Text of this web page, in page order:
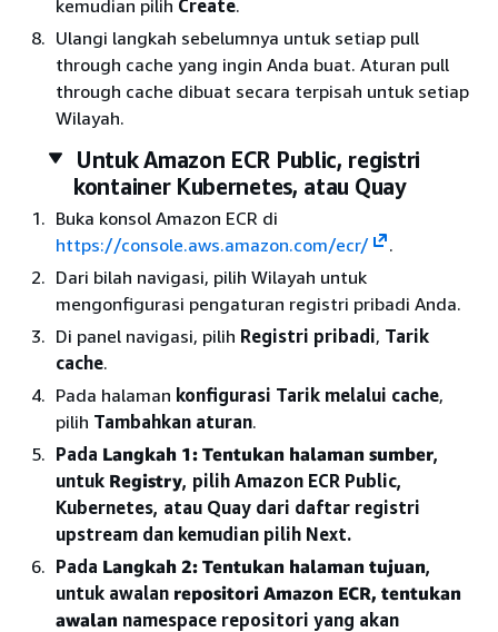
kemudian pilih Create.
Ulangi langkah sebelumnya untuk setiap pull
through cache yang ingin Anda buat. Aturan pull
through cache dibuat secara terpisah untuk setiap
Wilayah.
Untuk Amazon ECR Public, registri
kontainer Kubernetes, atau Quay
Buka konsol Amazon ECR di
https://console.aws.amazon.com/ecr/
.
Dari bilah navigasi, pilih Wilayah untuk
mengonfigurasi pengaturan registri pribadi Anda.
Di panel navigasi, pilih Registri pribadi, Tarik
cache.
Pada halaman konfigurasi Tarik melalui cache,
pilih Tambahkan aturan.
Pada Langkah 1: Tentukan halaman sumber,
untuk Registry, pilih Amazon ECR Public,
Kubernetes, atau Quay dari daftar registri
upstream dan kemudian pilih Next.
Pada Langkah 2: Tentukan halaman tujuan,
untuk awalan repositori Amazon ECR, tentukan
awalan namespace repositori yang akan